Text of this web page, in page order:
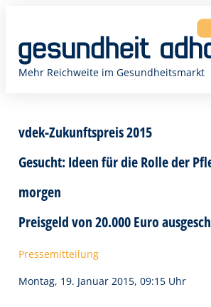
springen
Mehr Reichweite im Gesundheitsmarkt
vdek-Zukunftspreis 2015
Gesucht: Ideen für die Rolle der
morgen
Preisgeld von 20.000 Euro
Pressemitteilung
Montag, 19. Januar 2015, 09:15 Uhr